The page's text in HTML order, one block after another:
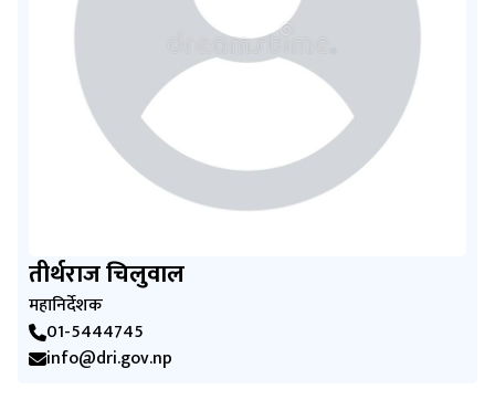
तीर्थराज चिलुवाल
महानिर्देशक
01-5444745
info@dri.gov.np